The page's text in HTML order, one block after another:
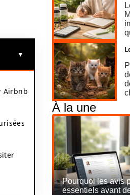
Airbnb
À la une
Pourquoi les avis
essentiels avant